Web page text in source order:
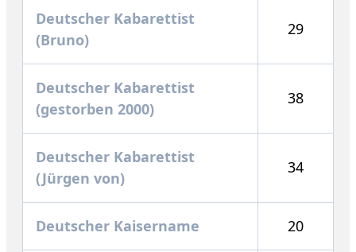
Deutscher Kabarettist
(Bruno)
29
Deutscher Kabarettist
(gestorben 2000)
38
Deutscher Kabarettist
(Jürgen von)
34
Deutscher Kaisername 20